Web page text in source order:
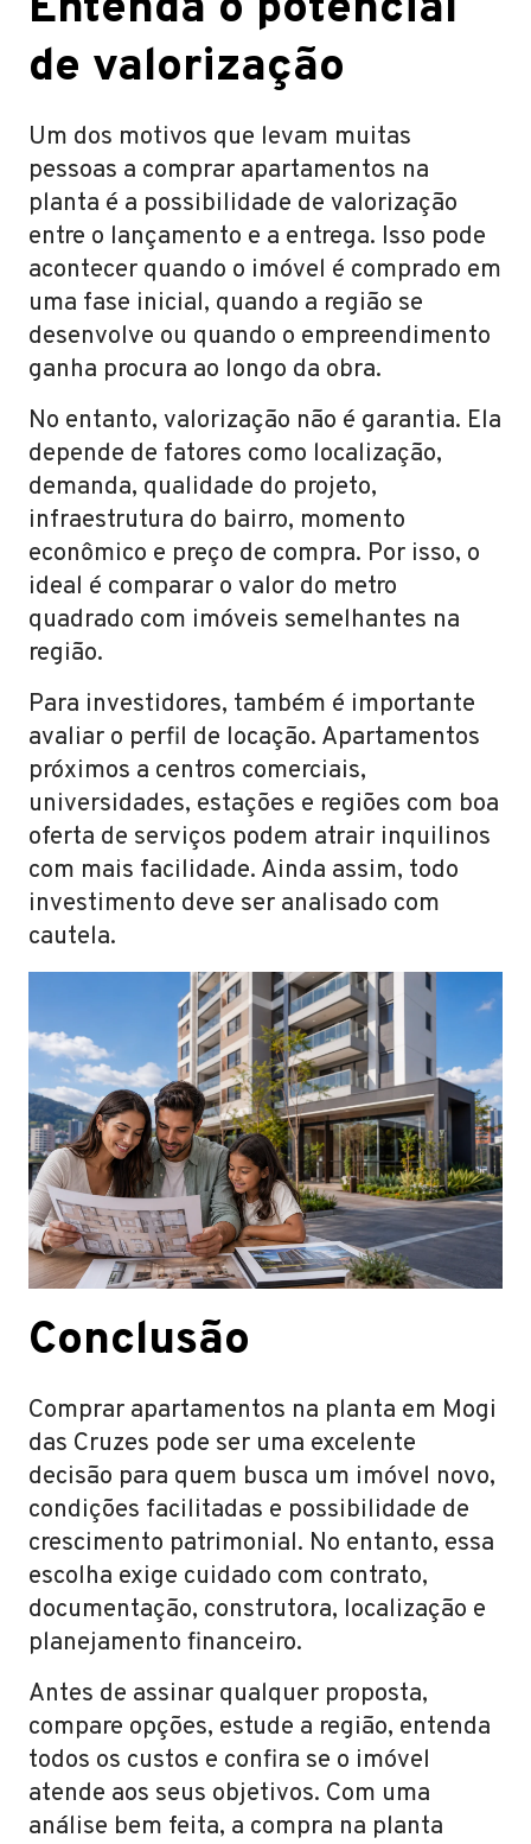
de valorização
Um dos motivos que levam muitas
pessoas a comprar apartamentos na
planta é a possibilidade de valorização
entre o lançamento e a entrega. Isso pode
acontecer quando o imóvel é comprado em
uma fase inicial, quando a região se
desenvolve ou quando o empreendimento
ganha procura ao longo da obra.
No entanto, valorização não é garantia. Ela
depende de fatores como localização,
demanda, qualidade do projeto,
infraestrutura do bairro, momento
econômico e preço de compra. Por isso, o
ideal é comparar o valor do metro
quadrado com imóveis semelhantes na
região.
Para investidores, também é importante
avaliar o perfil de locação. Apartamentos
próximos a centros comerciais,
universidades, estações e regiões com boa
oferta de serviços podem atrair inquilinos
com mais facilidade. Ainda assim, todo
investimento deve ser analisado com
cautela.
Conclusão
Comprar apartamentos na planta em Mogi
das Cruzes pode ser uma excelente
decisão para quem busca um imóvel novo,
condições facilitadas e possibilidade de
crescimento patrimonial. No entanto, essa
escolha exige cuidado com contrato,
documentação, construtora, localização e
planejamento financeiro.
Antes de assinar qualquer proposta,
compare opções, estude a região, entenda
todos os custos e confira se o imóvel
atende aos seus objetivos. Com uma
análise bem feita, a compra na planta